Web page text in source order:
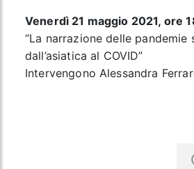
Venerdì 21 maggio 2021, ore
“La narrazione delle pandemie
dall’asiatica al COVID”
Intervengono Alessandra